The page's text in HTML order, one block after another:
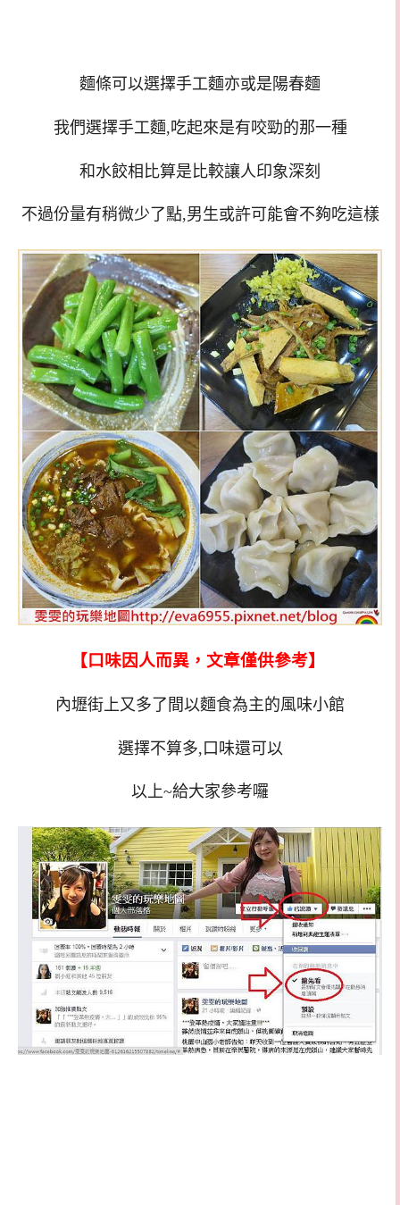
麵條可以選擇手工麵亦或是陽春麵
我們選擇手工麵,吃起來是有咬勁的那一種
和水餃相比算是比較讓人印象深刻
不過份量有稍微少了點,男生或許可能會不夠吃這樣
【口味因人而異，文章僅供參考】
內壢街上又多了間以麵食為主的風味小館
選擇不算多,口味還可以
以上~給大家參考囉